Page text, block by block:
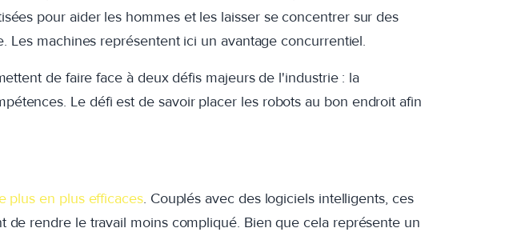
pour aider les hommes et les laisser se concentrer sur des
Les machines représentent ici un avantage concurrentiel.
de faire face à deux défis majeurs de l'industrie : la
Le défi est de savoir placer les robots au bon endroit afin
plus en plus efficaces. Couplés avec des logiciels intelligents, ces
de rendre le travail moins compliqué. Bien que cela représente un